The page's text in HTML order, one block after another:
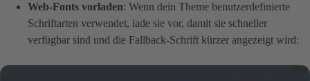
Web-Fonts vorladen: Wenn dein Theme benutzerdefinierte
Schriftarten verwendet, lade sie vor, damit sie schneller
verfügbar sind und die Fallback-Schrift kürzer angezeigt wird: